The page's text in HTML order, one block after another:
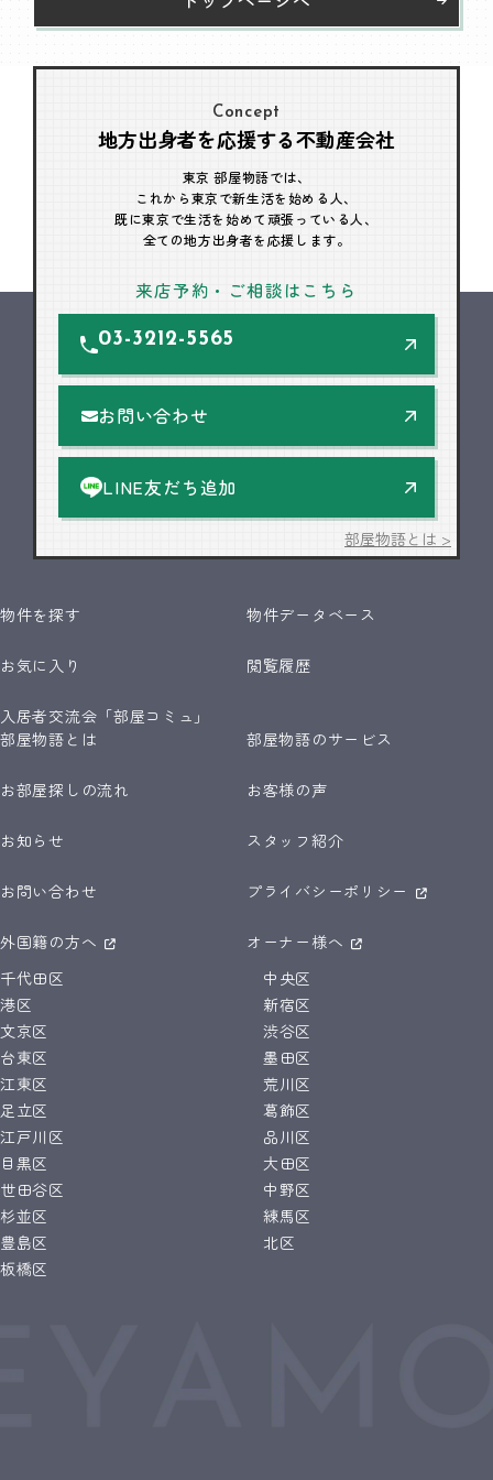
Concept
地方出身者を応援する不動産会社
東京 部屋物語では、
これから東京で新生活を始める人、
既に東京で生活を始めて頑張っている人、
全ての地方出身者を応援します。
来店予約・ご相談はこちら
03-3212-5565
お問い合わせ
LINE友だち追加
部屋物語とは >
物件を探す 物件データベース
お気に入り 閲覧履歴
入居者交流会「部屋コミュ」
部屋物語とは
部屋物語のサービス
お部屋探しの流れ お客様の声
お知らせ スタッフ紹介
お問い合わせ プライバシーポリシー
外国籍の方へ
オーナー様へ
千代田区
中央区
港区
新宿区
文京区
渋谷区
台東区
墨田区
江東区
荒川区
足立区
葛飾区
江戸川区
品川区
目黒区
大田区
世田谷区
中野区
杉並区
練馬区
豊島区
北区
板橋区